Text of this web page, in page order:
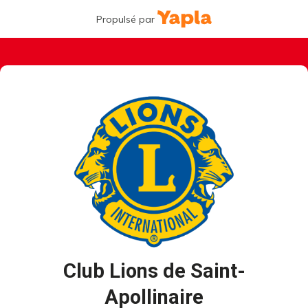
Propulsé par
Club Lions de Saint-
Apollinaire